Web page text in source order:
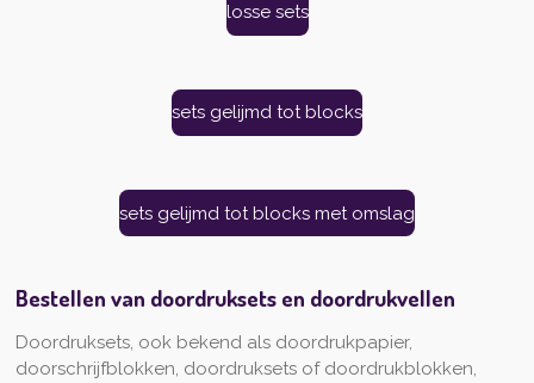
losse sets
sets gelijmd tot blocks
sets gelijmd tot blocks met omslag
Bestellen van doordruksets en doordrukvellen
Doordruksets, ook bekend als doordrukpapier,
doorschrijfblokken, doordruksets of doordrukblokken,